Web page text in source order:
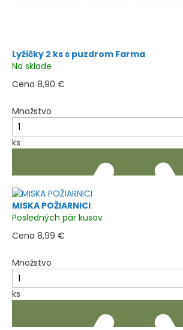
Lyžičky 2 ks s puzdrom Farma
Na sklade
Cena 8,90 €
Množstvo
ks
MISKA POŽIARNICI
Posledných pár kusov
Cena 8,99 €
Množstvo
ks